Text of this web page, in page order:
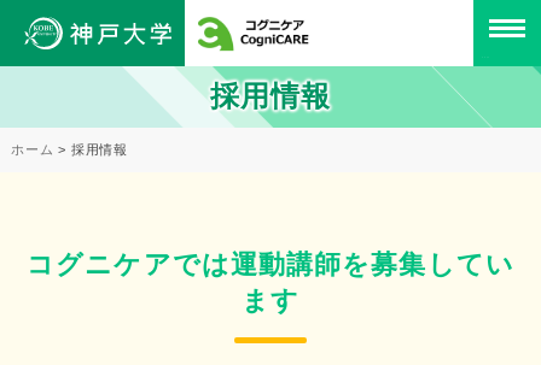
採用情報
ホーム > 採用情報
コグニケアでは運動講師を募集してい
ます